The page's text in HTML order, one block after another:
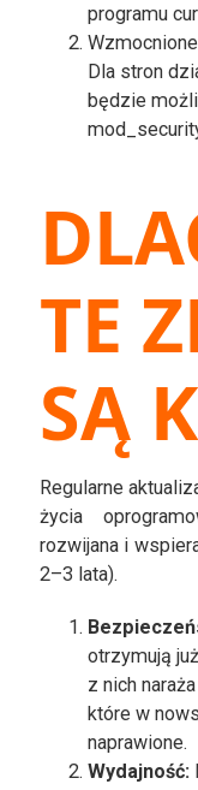
programu
Dla stron
będzie
TE
SĄ
Regularne
życia
rozwijana i
2–3 lata).
otrzymują
z nich
które w
naprawione.
Wydajność: